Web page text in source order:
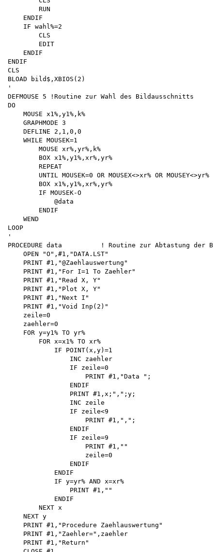
        RUN
    ENDIF
    IF wahl%=2
        CLS
        EDIT
    ENDIF
ENDIF
CLS
BLOAD bild$,XBIOS(2)
'
DEFMOUSE 5 !Routine zur Wahl des Bildausschnitts
DO
    MOUSE x1%,y1%,k%
    GRAPHMODE 3
    DEFLINE 2,1,0,0
    WHILE MOUSEK=1
        MOUSE xr%,yr%,k%
        BOX x1%,y1%,xr%,yr%
        REPEAT
        UNTIL MOUSEK=0 OR MOUSEX<>xr% OR MOUSEY<>yr%
        BOX x1%,y1%,xr%,yr%
        IF MOUSEK-O
            @data
        ENDIF
    WEND
LOOP
'
PROCEDURE data          ! Routine zur Abtastung der
    OPEN "O",#1,"DATA.LST"
    PRINT #1,"@Zaehlauswertung"
    PRINT #1,"For I=1 To Zaehler"
    PRINT #1,"Read X, Y"
    PRINT #1,"Plot X, Y"
    PRINT #1,"Next I"
    PRINT #1,"Void Inp(2)"
    zeile=0
    zaehler=0
    FOR y=y1% TO yr%
        FOR x=x1% TO xr%
            IF POINT(x,y)=1
                INC zaehler
                IF zeile=0
                    PRINT #1,"Data ";
                ENDIF
                PRINT #1,x;",";y;
                INC zeile
                IF zeile<9
                    PRINT #1,",";
                ENDIF
                IF zeile=9
                    PRINT #1,""
                    zeile=0
                ENDIF
            ENDIF
            IF y=yr% AND x=xr%
                PRINT #1,""
            ENDIF
        NEXT x
    NEXT y
    PRINT #1,"Procedure Zaehlauswertung"
    PRINT #1,"Zaehler=",zaehler
    PRINT #1,"Return"